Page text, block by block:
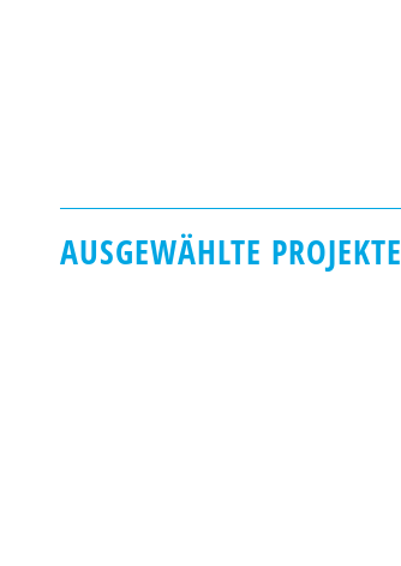
AUSGEWÄHLTE PROJEKTE